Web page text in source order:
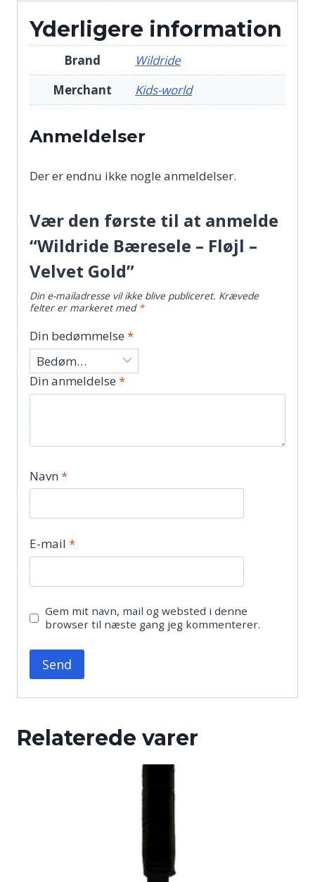
Yderligere information
Brand
Wildride
Merchant
Kids-world
Anmeldelser
Der er endnu ikke nogle anmeldelser.
Vær den første til at anmelde
“Wildride Bæresele – Fløjl –
Velvet Gold”
Din e-mailadresse vil ikke blive publiceret. Krævede
felter er markeret med *
Din bedømmelse *
Din anmeldelse *
Navn *
E-mail *
Gem mit navn, mail og websted i denne
browser til næste gang jeg kommenterer.
Relaterede varer